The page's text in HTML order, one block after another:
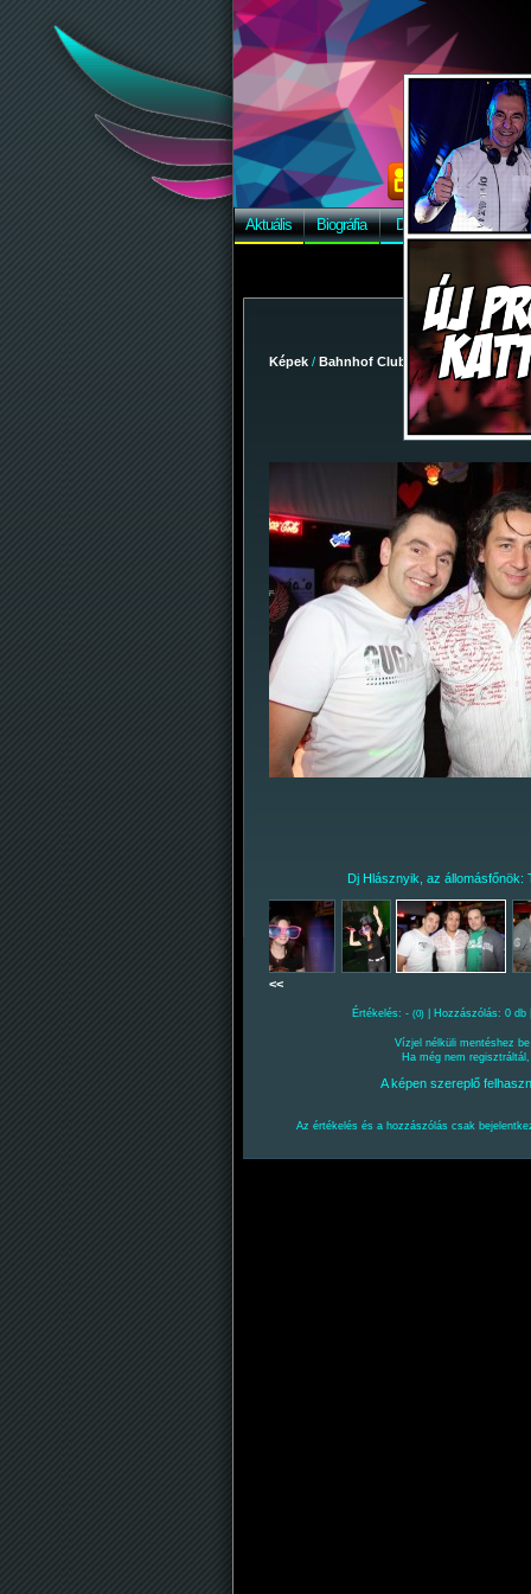
Aktuális Biográfia Discográfia Képek
Képek / Bahnhof Club /2009-05-02 -
Dj Hlásznyik, az állomásfőnök:
<<
Értékelés: - (0) | Hozzászólás: 0
Vízjel nélküli mentéshez
Ha még nem
A képen szereplő
Az értékelés és a hozzászólás csak